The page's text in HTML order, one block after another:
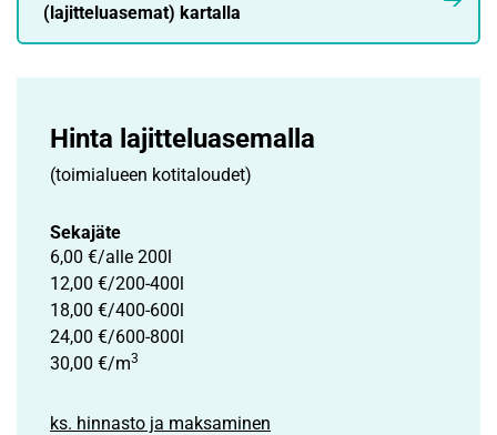
(lajitteluasemat) kartalla
Hinta lajittelu­asemalla
(toimialueen kotitaloudet)
Sekajäte
6,00 €/alle 200l
12,00 €/200-400l
18,00 €/400-600l
24,00 €/600-800l
30,00 €/m3
ks. hinnasto ja maksaminen